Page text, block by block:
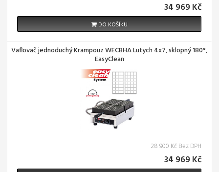
34 969 Kč
DO KOŠÍKU
Vaflovač jednoduchý Krampouz WECBHA Lutych 4x7, sklopný 180°,
EasyClean
28 900 Kč Bez DPH
34 969 Kč